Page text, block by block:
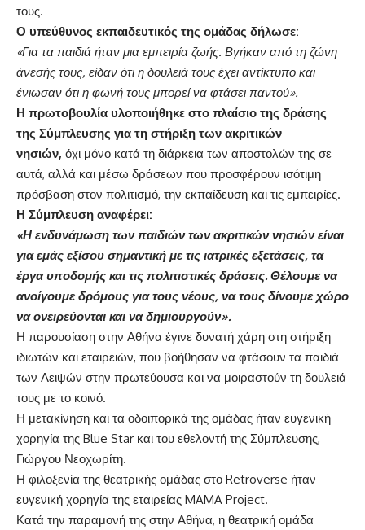
τους.
Ο υπεύθυνος εκπαιδευτικός της ομάδας δήλωσε:
«Για τα παιδιά ήταν μια εμπειρία ζωής. Βγήκαν από τη ζώνη
άνεσής τους, είδαν ότι η δουλειά τους έχει αντίκτυπο και
ένιωσαν ότι η φωνή τους μπορεί να φτάσει παντού».
Η πρωτοβουλία υλοποιήθηκε στο πλαίσιο της δράσης
της Σύμπλευσης για τη στήριξη των ακριτικών
νησιών, όχι μόνο κατά τη διάρκεια των αποστολών της σε
αυτά, αλλά και μέσω δράσεων που προσφέρουν ισότιμη
πρόσβαση στον πολιτισμό, την εκπαίδευση και τις εμπειρίες.
Η Σύμπλευση αναφέρει:
«Η ενδυνάμωση των παιδιών των ακριτικών νησιών είναι
για εμάς εξίσου σημαντική με τις ιατρικές εξετάσεις, τα
έργα υποδομής και τις πολιτιστικές δράσεις. Θέλουμε να
ανοίγουμε δρόμους για τους νέους, να τους δίνουμε χώρο
να ονειρεύονται και να δημιουργούν».
Η παρουσίαση στην Αθήνα έγινε δυνατή χάρη στη στήριξη
ιδιωτών και εταιρειών, που βοήθησαν να φτάσουν τα παιδιά
των Λειψών στην πρωτεύουσα και να μοιραστούν τη δουλειά
τους με το κοινό.
Η μετακίνηση και τα οδοιπορικά της ομάδας ήταν ευγενική
χορηγία της Blue Star και του εθελοντή της Σύμπλευσης,
Γιώργου Νεοχωρίτη.
Η φιλοξενία της θεατρικής ομάδας στο Retroverse ήταν
ευγενική χορηγία της εταιρείας MAMA Project.
Κατά την παραμονή της στην Αθήνα, η θεατρική ομάδα